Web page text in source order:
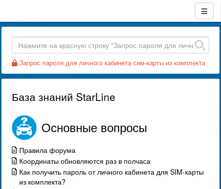
Запрос пароля для личного кабинета сим-карты из комплекта
База знаний StarLine
Основные вопросы
Правила форума
Координаты обновляются раз в полчаса
Как получить пароль от личного кабинета для SIM-карты
из комплекта?